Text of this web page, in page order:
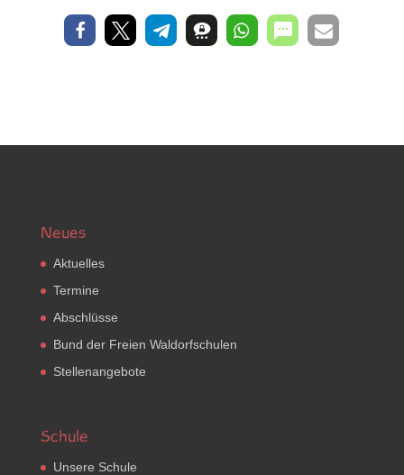
Neues
Aktuelles
Termine
Abschlüsse
Bund der Freien Waldorfschulen
Stellenangebote
Schule
Unsere Schule